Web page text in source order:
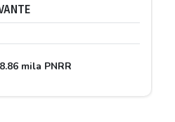
mila PNRR